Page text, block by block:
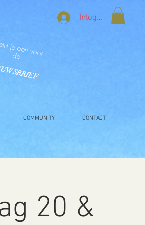
Inloggen
je aan voor
de
COMMUNITY CONTACT
20 &